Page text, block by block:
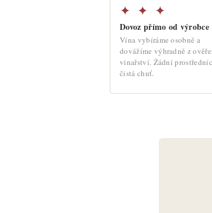
✦ ✦ ✦
Dovoz přímo od výrobce
Vína vybíráme osobně a
dovážíme výhradně z
vinařství. Žádní
čistá chuť.